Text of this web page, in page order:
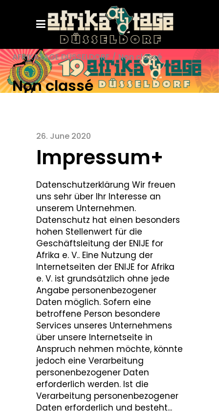
AFRIKATAGE DÜSSELDORF / Non classé
Non classé
26. June 2020
Impressum+
Datenschutzerklärung Wir freuen
uns sehr über Ihr Interesse an
unserem Unternehmen.
Datenschutz hat einen besonders
hohen Stellenwert für die
Geschäftsleitung der ENIJE for
Afrika e. V.. Eine Nutzung der
Internetseiten der ENIJE for Afrika
e. V. ist grundsätzlich ohne jede
Angabe personenbezogener
Daten möglich. Sofern eine
betroffene Person besondere
Services unseres Unternehmens
über unsere Internetseite in
Anspruch nehmen möchte, könnte
jedoch eine Verarbeitung
personenbezogener Daten
erforderlich werden. Ist die
Verarbeitung personenbezogener
Daten erforderlich und besteht...